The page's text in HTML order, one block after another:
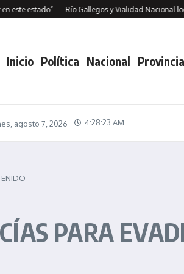
estado” Río Gallegos y Vialidad Nacional
Inicio Política Nacional
agosto 7, 2026 4:28:23 AM
PARA